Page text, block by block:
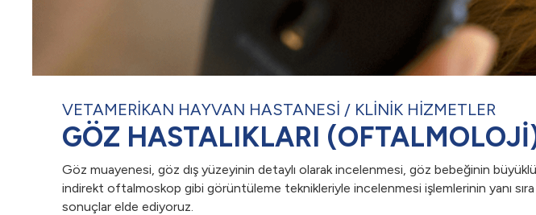
VETAMERİKAN HAYVAN HASTANESİ KLİNİK HİZMETLER
GÖZ HASTALIKLARI
Göz muayenesi, göz dış yüzeyinin detaylı olarak incelenmesi, göz bebeğinin
indirekt oftalmoskop gibi görüntüleme teknikleriyle incelenmesi işlemlerinin yanı sıra
sonuçlar elde ediyoruz.